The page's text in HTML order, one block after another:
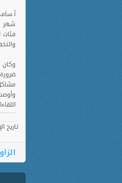
شهر
تاريخ الإضافة : (